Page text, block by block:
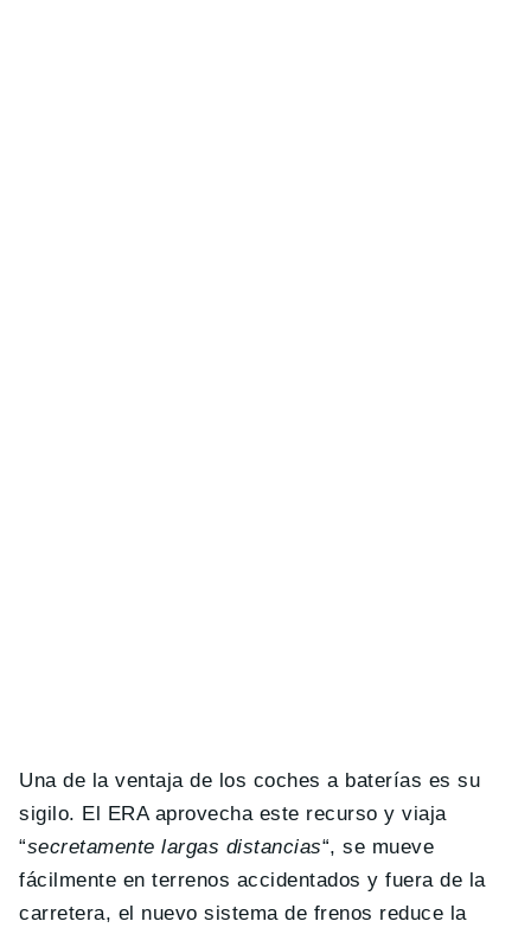
Una de la ventaja de los coches a baterías es su
sigilo. El ERA aprovecha este recurso y viaja
“secretamente largas distancias“, se mueve
fácilmente en terrenos accidentados y fuera de la
carretera, el nuevo sistema de frenos reduce la